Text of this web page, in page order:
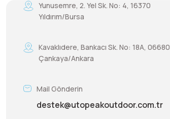
Yunusemre, 2. Yel Sk. No: 4, 16370
Yıldırım/Bursa
Kavaklıdere, Bankacı Sk. No: 18A, 06680
Çankaya/Ankara
Mail Gönderin
destek@utopeakoutdoor.com.tr